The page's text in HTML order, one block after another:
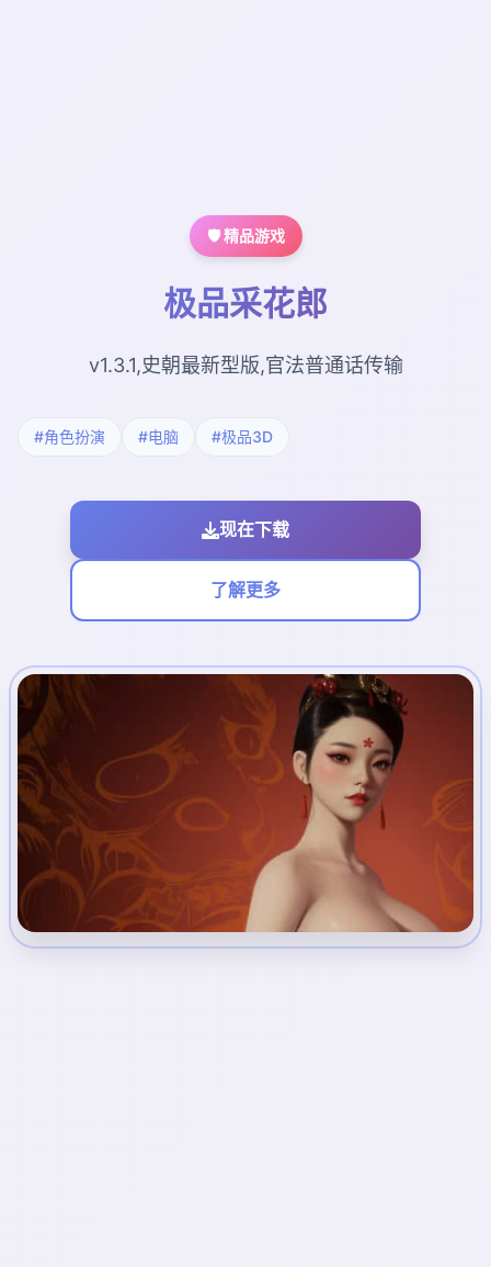
🛡️ 精品游戏
极品采花郎
v1.3.1,史朝最新型版,官法普通话传输
#角色扮演 #电脑 #极品3D
现在下载
了解更多